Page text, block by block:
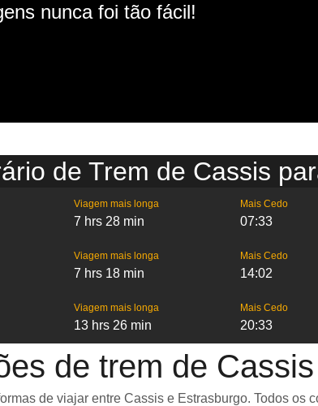
nunca foi tão fácil!
de Trem de Cassis
Viagem mais longa
7 hrs 28 min
Mais Cedo
07:33
Viagem mais longa
7 hrs 18 min
Mais Cedo
14:02
Viagem mais longa
13 hrs 26 min
Mais Cedo
20:33
de trem de
de viajar entre Cassis e Estrasburgo. Todos